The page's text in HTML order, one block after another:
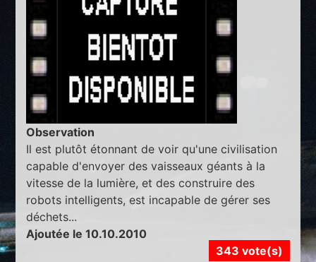
Observation
Il est plutôt étonnant de voir qu'une civilisation
capable d'envoyer des vaisseaux géants à la
vitesse de la lumière, et des construire des
robots intelligents, est incapable de gérer ses
déchets...
Ajoutée le 10.10.2010
343 vote(s)